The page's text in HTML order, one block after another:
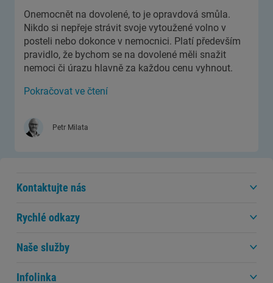
Onemocnět na dovolené, to je opravdová smůla.
Nikdo si nepřeje strávit svoje vytoužené volno v
posteli nebo dokonce v nemocnici. Platí především
pravidlo, že bychom se na dovolené měli snažit
nemoci či úrazu hlavně za každou cenu vyhnout.
Pokračovat ve čtení
Petr Milata
Kontaktujte nás
Rychlé odkazy
Naše služby
Infolinka